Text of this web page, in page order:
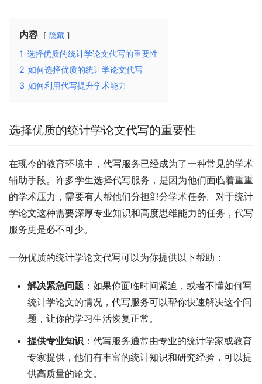
内容 隐藏
1 选择优质的统计学论文代写的重要性
2 如何选择优质的统计学论文代写
3 如何利用代写提升学术能力
选择优质的统计学论文代写的重要性
在现今的教育环境中，代写服务已经成为了一种常见的学术
辅助手段。许多学生选择代写服务，是因为他们面临着重重
的学术压力，需要有人帮他们分担部分学术任务。对于统计
学论文这种需要深厚专业知识和高度思维能力的任务，代写
服务更是必不可少。
一份优质的统计学论文代写可以为你提供以下帮助：
解决紧急问题 ：如果你面临时间紧迫，或者不懂如何写
统计学论文的情况，代写服务可以帮你快速解决这个问
题，让你的学习生活恢复正常。
提供专业知识 ：代写服务通常由专业的统计学家或教育
专家提供，他们有丰富的统计知识和研究经验，可以提
供高质量的论文。